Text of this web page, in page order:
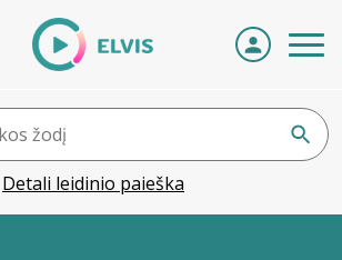
Detali leidinio paieška